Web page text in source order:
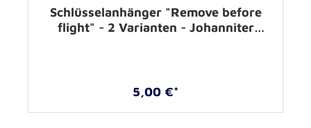
Schlüsselanhänger "Remove before
flight" - 2 Varianten - Johanniter
5,00 €*